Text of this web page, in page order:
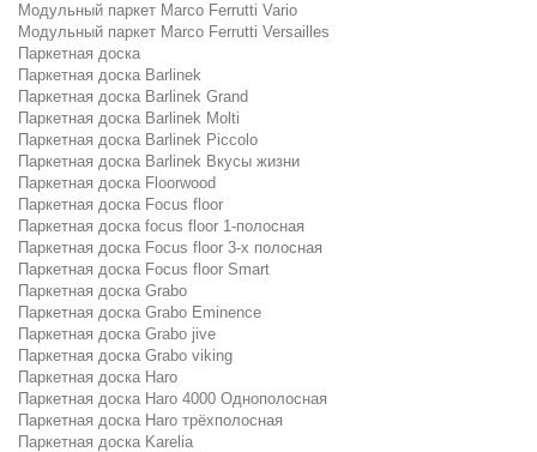
Модульный паркет Marco Ferrutti Vario
Модульный паркет Marco Ferrutti Versailles
Паркетная доска
Паркетная доска Barlinek
Паркетная доска Barlinek Grand
Паркетная доска Barlinek Molti
Паркетная доска Barlinek Piccolo
Паркетная доска Barlinek Вкусы жизни
Паркетная доска Floorwood
Паркетная доска Focus floor
Паркетная доска focus floor 1-полосная
Паркетная доска Focus floor 3-х полосная
Паркетная доска Focus floor Smart
Паркетная доска Grabo
Паркетная доска Grabo Eminence
Паркетная доска Grabo jive
Паркетная доска Grabo viking
Паркетная доска Haro
Паркетная доска Haro 4000 Однополосная
Паркетная доска Haro трёхполосная
Паркетная доска Karelia